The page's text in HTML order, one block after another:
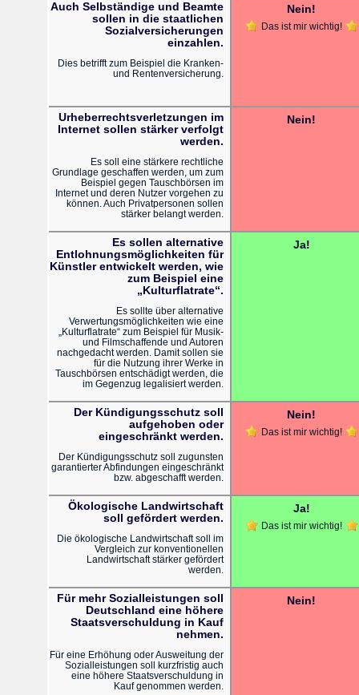
Auch Selbständige und Beamte
sollen in die staatlichen
Sozialversicherungen
einzahlen.
Dies betrifft zum Beispiel die Kranken-
und Rentenversicherung.
Nein!
Das ist mir wichtig!
Urheberrechtsverletzungen im
Internet sollen stärker verfolgt
werden.
Es soll eine stärkere rechtliche
Grundlage geschaffen werden, um zum
Beispiel gegen Tauschbörsen im
Internet und deren Nutzer vorgehen zu
können. Auch Privatpersonen sollen
stärker belangt werden.
Nein!
Es sollen alternative
Entlohnungsmöglichkeiten für
Künstler entwickelt werden, wie
zum Beispiel eine
„Kulturflatrate“.
Es sollte über alternative
Verwertungsmöglichkeiten wie eine
„Kulturflatrate“ zum Beispiel für Musik-
und Filmschaffende und Autoren
nachgedacht werden. Damit sollen sie
für die Nutzung ihrer Werke in
Tauschbörsen entschädigt werden, die
im Gegenzug legalisiert werden.
Ja!
Der Kündigungsschutz soll
aufgehoben oder
eingeschränkt werden.
Der Kündigungsschutz soll zugunsten
garantierter Abfindungen eingeschränkt
bzw. abgeschafft werden.
Nein!
Das ist mir wichtig!
Ökologische Landwirtschaft
soll gefördert werden.
Die ökologische Landwirtschaft soll im
Vergleich zur konventionellen
Landwirtschaft stärker gefördert
werden.
Ja!
Das ist mir wichtig!
Für mehr Sozialleistungen soll
Deutschland eine höhere
Staatsverschuldung in Kauf
nehmen.
Für eine Erhöhung oder Ausweitung der
Sozialleistungen soll kurzfristig auch
eine höhere Staatsverschuldung in
Kauf genommen werden.
Nein!